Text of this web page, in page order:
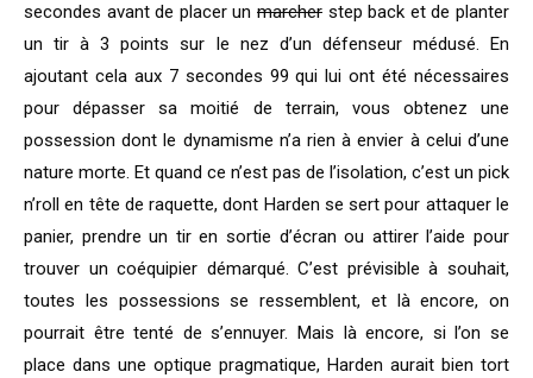
secondes avant de placer un marcher step back et de planter
un tir à 3 points sur le nez d’un défenseur médusé. En
ajoutant cela aux 7 secondes 99 qui lui ont été nécessaires
pour dépasser sa moitié de terrain, vous obtenez une
possession dont le dynamisme n’a rien à envier à celui d’une
nature morte. Et quand ce n’est pas de l’isolation, c’est un pick
n’roll en tête de raquette, dont Harden se sert pour attaquer le
panier, prendre un tir en sortie d’écran ou attirer l’aide pour
trouver un coéquipier démarqué. C’est prévisible à souhait,
toutes les possessions se ressemblent, et là encore, on
pourrait être tenté de s’ennuyer. Mais là encore, si l’on se
place dans une optique pragmatique, Harden aurait bien tort